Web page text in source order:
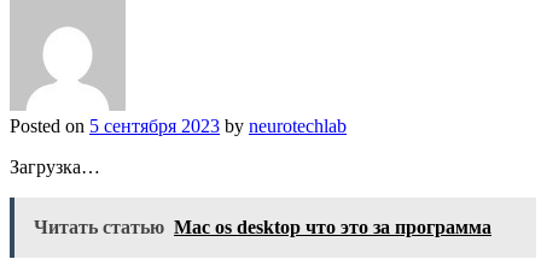
Posted on 5 сентября 2023 by neurotechlab
Загрузка…
Читать статью Mac os desktop что это за программа